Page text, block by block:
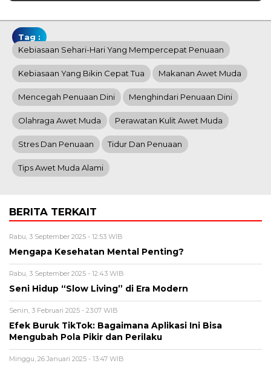
Tag :
Kebiasaan Sehari-Hari Yang Mempercepat Penuaan
Kebiasaan Yang Bikin Cepat Tua Makanan Awet Muda
Mencegah Penuaan Dini Menghindari Penuaan Dini
Olahraga Awet Muda Perawatan Kulit Awet Muda
Stres Dan Penuaan Tidur Dan Penuaan
Tips Awet Muda Alami
BERITA TERKAIT
Rabu, 3 September 2025 - 12:53 WIB
Mengapa Kesehatan Mental Penting?
Rabu, 3 September 2025 - 12:43 WIB
Seni Hidup “Slow Living” di Era Modern
Senin, 3 Februari 2025 - 23:07 WIB
Efek Buruk TikTok: Bagaimana Aplikasi Ini Bisa
Mengubah Pola Pikir dan Perilaku
Minggu, 26 Januari 2025 - 13:47 WIB